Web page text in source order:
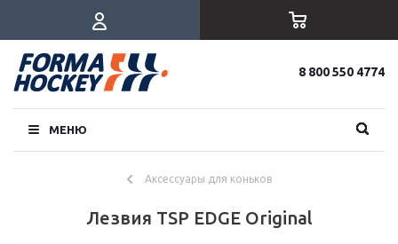
8 800 550 4774
МЕНЮ
Аксессуары для коньков
Лезвия TSP EDGE Original